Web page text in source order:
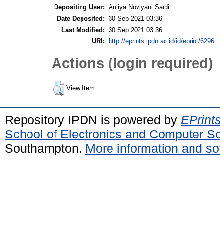
Depositing User: Auliya Noviyani Sardi
Date Deposited: 30 Sep 2021 03:36
Last Modified: 30 Sep 2021 03:36
URI:
http://eprints.ipdn.ac.id/id/eprint/6296
Actions (login required)
View Item
Repository IPDN is powered by
School of Electronics and Computer
Southampton. More information and